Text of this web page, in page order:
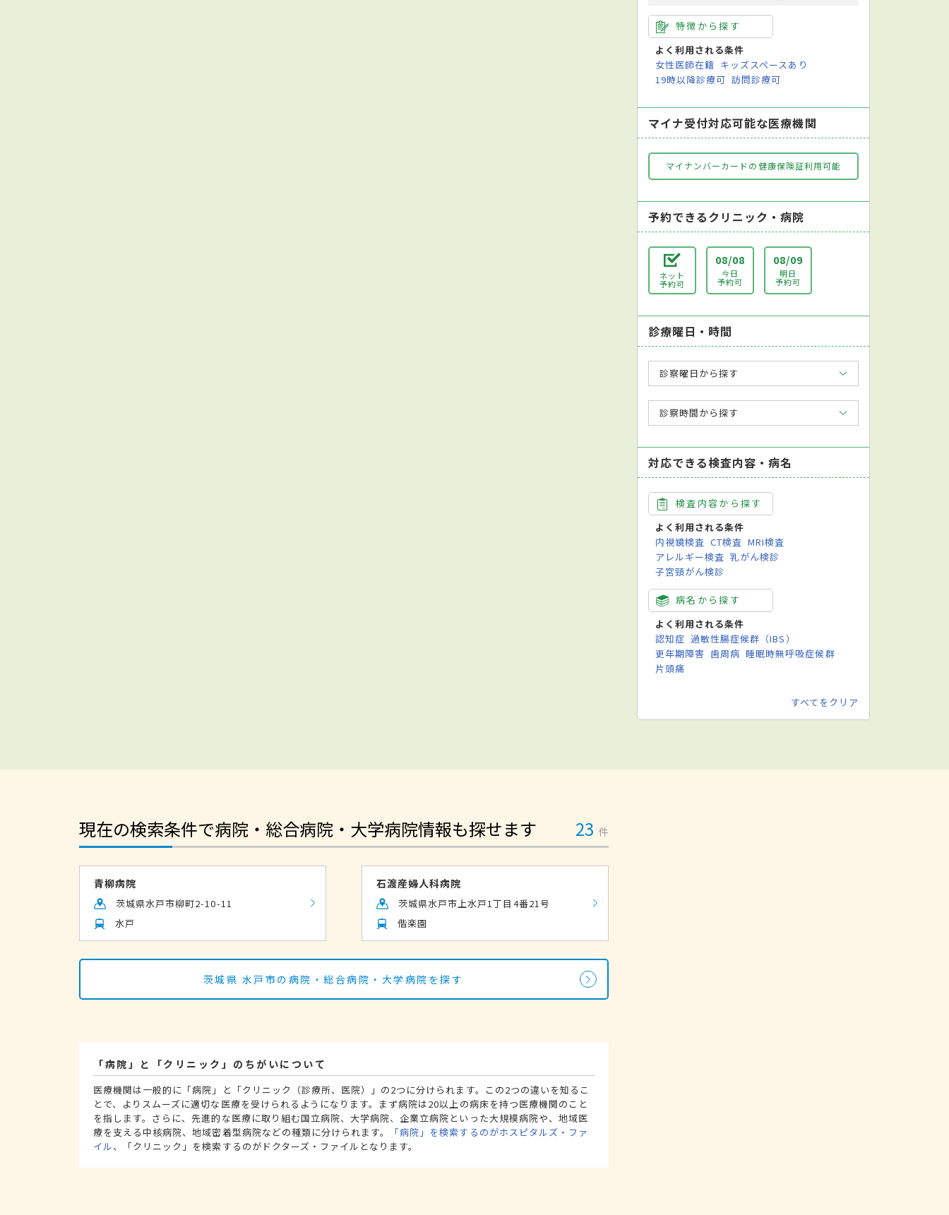
特徴から探す
よく利用される条件
女性医師在籍 キッズスペースあり
19時以降診療可 訪問診療可
マイナ受付対応可能な医療機関
マイナンバーカードの健康保険証利用可能
予約できるクリニック・病院
ネット
予約可
08/08
今日
予約可
08/09
明日
予約可
診療曜日・時間
診察曜日から探す
診察時間から探す
対応できる検査内容・病名
検査内容から探す
よく利用される条件
内視鏡検査 CT検査 MRI検査
アレルギー検査 乳がん検診
子宮頸がん検診
病名から探す
よく利用される条件
認知症 過敏性腸症候群（IBS）
更年期障害 歯周病 睡眠時無呼吸症候群
片頭痛
すべてをクリア
現在の検索条件で病院・総合病院・大学病院情報も探せます 23 件
青柳病院
茨城県水戸市柳町2-10-11
水戸
石渡産婦人科病院
茨城県水戸市上水戸1丁目4番21号
偕楽園
茨城県 水戸市の病院・総合病院・大学病院を探す
「病院」と「クリニック」のちがいについて
医療機関は一般的に「病院」と「クリニック（診療所、医院）」の2つに分けられます。この2つの違いを知るこ
とで、よりスムーズに適切な医療を受けられるようになります。まず病院は20以上の病床を持つ医療機関のこと
を指します。さらに、先進的な医療に取り組む国立病院、大学病院、企業立病院といった大規模病院や、地域医
療を支える中核病院、地域密着型病院などの種類に分けられます。
「病院」を検索するのがホスピタルズ・ファ
イル、「クリニック」を検索するのがドクターズ・ファイルとなります。